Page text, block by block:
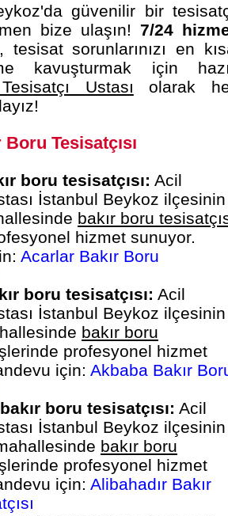
güvenilir bir
bize ulaşın! 7/24
tesisat sorunlarınızı en
kavuşturmak için
Ustası olarak
Tesisatçısı
boru tesisatçısı: Acil
İstanbul Beykoz ilçesinin
bakır boru
hizmet sunuyor.
Acarlar Bakır Boru
boru tesisatçısı: Acil
İstanbul Beykoz ilçesinin
bakır boru
profesyonel hizmet
için: Akbaba Bakır
boru tesisatçısı: Acil
İstanbul Beykoz ilçesinin
bakır boru
profesyonel hizmet
için: Alibahadır Bakır